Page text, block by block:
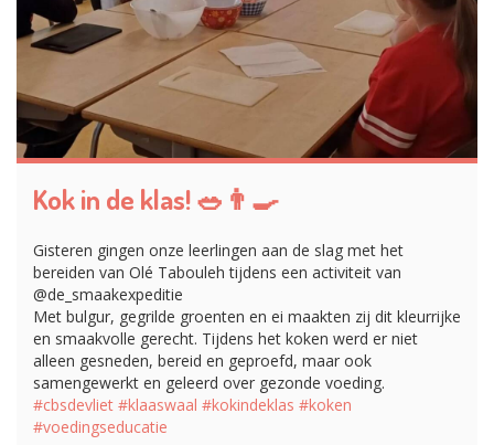
Kok in de klas! 🥗👨‍🍳
Gisteren gingen onze leerlingen aan de slag met het
bereiden van Olé Tabouleh tijdens een activiteit van
@de_smaakexpeditie
Met bulgur, gegrilde groenten en ei maakten zij dit kleurrijke
en smaakvolle gerecht. Tijdens het koken werd er niet
alleen gesneden, bereid en geproefd, maar ook
samengewerkt en geleerd over gezonde voeding.
#cbsdevliet #klaaswaal #kokindeklas #koken
#voedingseducatie